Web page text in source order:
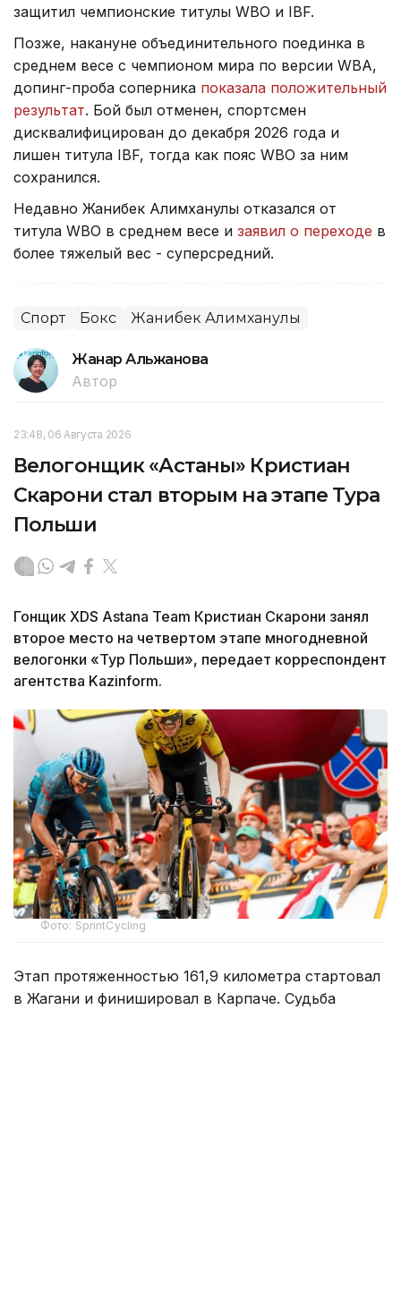
защитил чемпионские титулы WBO и IBF.
Позже, накануне объединительного поединка в
среднем весе с чемпионом мира по версии WBA,
допинг-проба соперника показала положительный
результат. Бой был отменен, спортсмен
дисквалифицирован до декабря 2026 года и
лишен титула IBF, тогда как пояс WBO за ним
сохранился.
Недавно Жанибек Алимханулы отказался от
титула WBO в среднем весе и заявил о переходе в
более тяжелый вес - суперсредний.
Спорт Бокс Жанибек Алимханулы
Жанар Альжанова
Автор
23:48, 06 Августа 2026
Велогонщик «Астаны» Кристиан
Скарони стал вторым на этапе Тура
Польши
Гонщик XDS Astana Team Кристиан Скарони занял
второе место на четвертом этапе многодневной
велогонки «Тур Польши», передает корреспондент
агентства Kazinform.
Фото: SprintCycling
Этап протяженностью 161,9 километра стартовал
в Жагани и финишировал в Карпаче. Судьба